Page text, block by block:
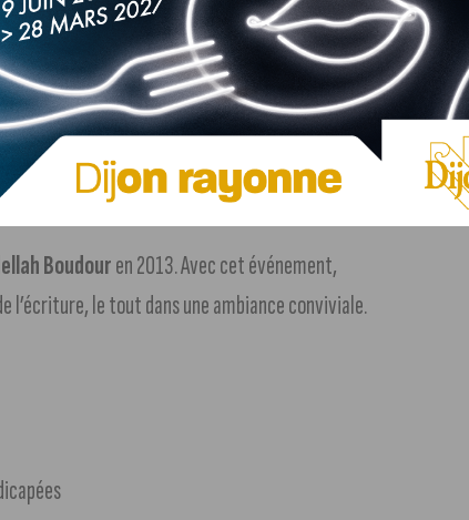
à l’accueil de la Toison d’Or ou téléphonez au
Boudouren 2013. Avec cet événement,
l’écriture, le tout dans une ambiance conviviale.